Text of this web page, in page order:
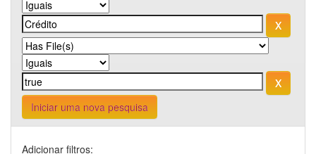
Iniciar uma nova pesquisa
Adicionar filtros: